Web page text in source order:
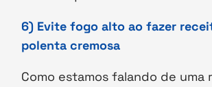
6) Evite fogo alto ao fazer
polenta cremosa
Como estamos falando de uma